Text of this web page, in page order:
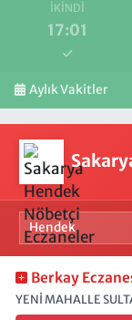
İKINDI
17:01
Aylık Vakitler
Berkay
YENİ MAHALLE